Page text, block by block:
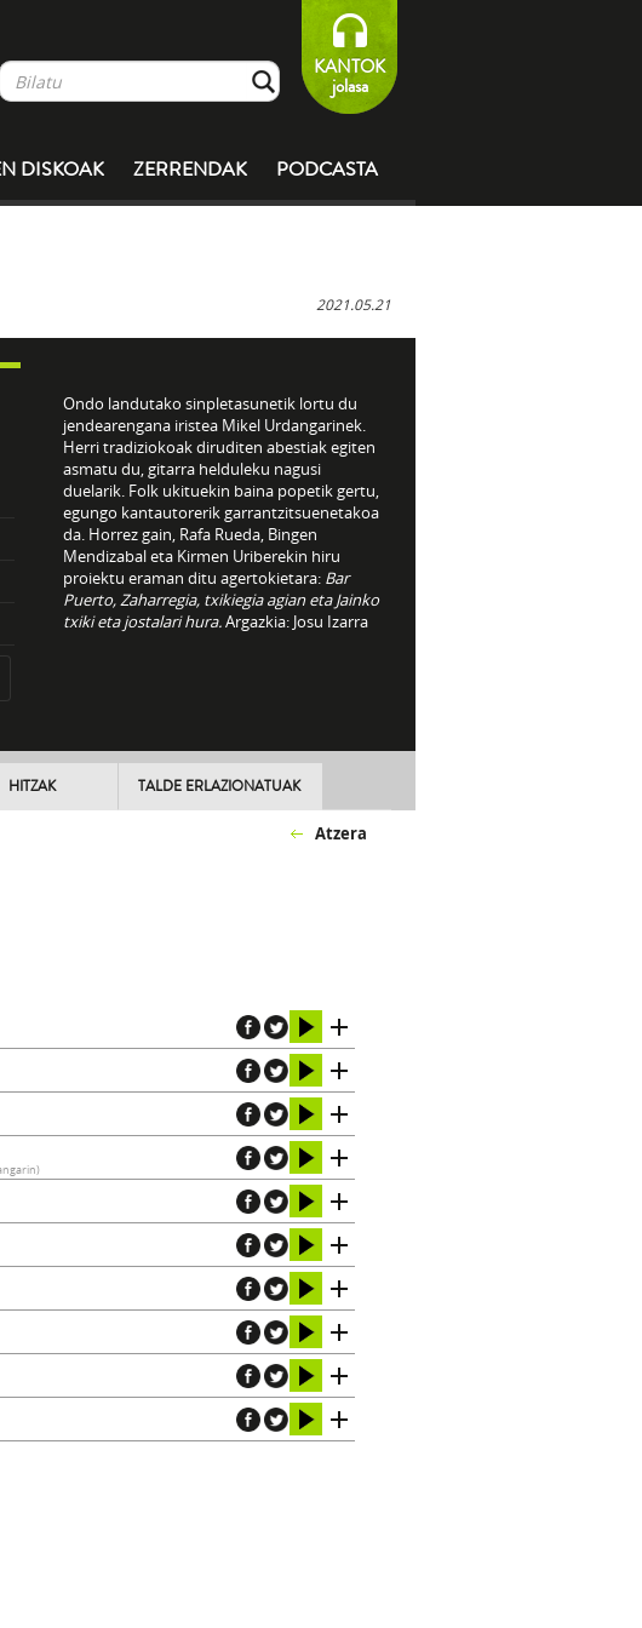
KANTOK
jolasa
DISKOAK ZERRENDAK PODCASTA
2021.05.21
Ondo landutako sinpletasunetik lortu du
jendearengana iristea Mikel Urdangarinek.
Herri tradiziokoak diruditen abestiak egiten
asmatu du, gitarra helduleku nagusi
duelarik. Folk ukituekin baina popetik gertu,
egungo kantautorerik garrantzitsuenetakoa
da. Horrez gain, Rafa Rueda, Bingen
Mendizabal eta Kirmen Uriberekin hiru
proiektu eraman ditu agertokietara: Bar
Puerto,Zaharregia, txikiegia agian eta Jainko
txiki eta jostalari hura.Argazkia: Josu Izarra
HITZAK TALDE ERLAZIONATUAK
Atzera